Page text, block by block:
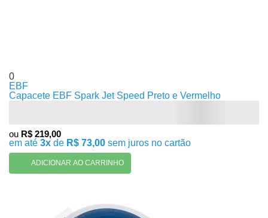
0
EBF
Capacete EBF Spark Jet Speed Preto e Vermelho
ou R$ 219,00
em até 3x de R$ 73,00 sem juros no cartão
ADICIONAR AO CARRINHO